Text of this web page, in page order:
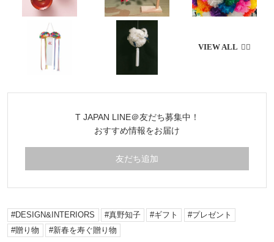
T JAPAN LINE＠友だち募集中！
おすすめ情報をお届け
友だち追加
DESIGN&INTERIORS 真野知子 ギフト
プレゼント
贈り物
新春を寿ぐ贈り物